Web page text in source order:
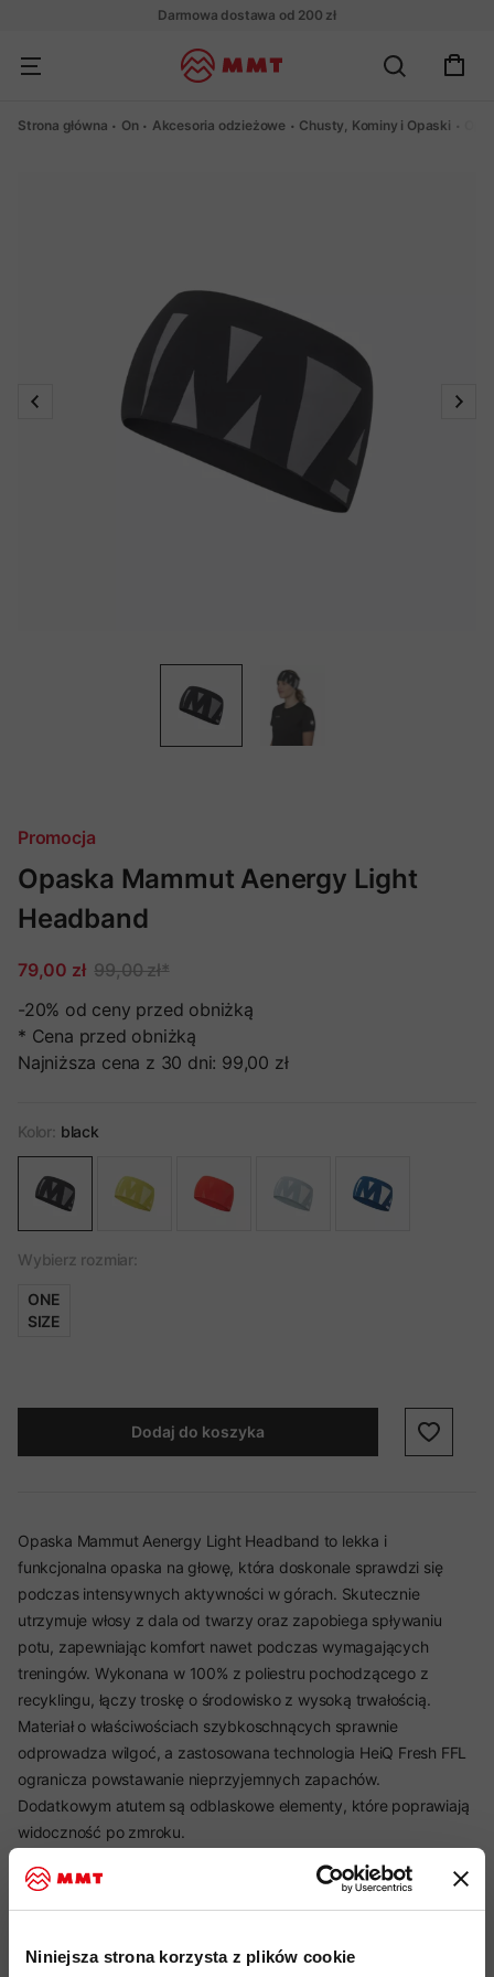
Niniejsza strona korzysta z plików cookie
Darmowa dostawa od 200 zł
Strona główna On Akcesoria odzieżowe Chusty, Kominy i Opaski
Promocja
Opaska Mammut Aenergy Light
Headband
79,00 zł 99,00 zł*
-20% od ceny przed obniżką
* Cena przed obniżką
Najniższa cena z 30 dni: 99,00 zł
Kolor: black
Wybierz rozmiar:
ONE
SIZE
Dodaj do koszyka
Opaska Mammut Aenergy Light Headband to lekka i
funkcjonalna opaska na głowę, która doskonale sprawdzi się
podczas intensywnych aktywności w górach. Skutecznie
utrzymuje włosy z dala od twarzy oraz zapobiega spływaniu
potu, zapewniając komfort nawet podczas wymagających
treningów. Wykonana w 100% z poliestru pochodzącego z
recyklingu, łączy troskę o środowisko z wysoką trwałością.
Materiał o właściwościach szybkoschnących sprawnie
odprowadza wilgoć, a zastosowana technologia HeiQ Fresh FFL
ogranicza powstawanie nieprzyjemnych zapachów.
Dodatkowym atutem są odblaskowe elementy, które poprawiają
widoczność po zmroku.
Najważniejsze cechy: